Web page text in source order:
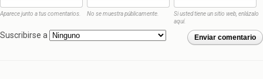
Aparece junto a tus comentarios. No se muestra públicamente.
Si usted tiene un sitio web, enlázalo
aquí.
Enviar comentario
Suscribirse a